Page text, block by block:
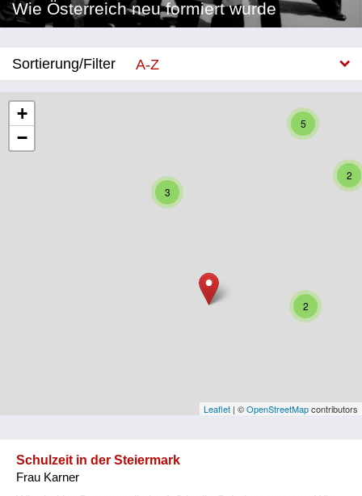
Wie Österreich neu formiert wurde
Sortierung/Filter
A-Z
Kärnten
Oberösterreich
Vorarlberg
2
5
2
3
+
−
Leaflet | ©OpenStreetMapcontributors
Schulzeit in der Steiermark
Frau Karner